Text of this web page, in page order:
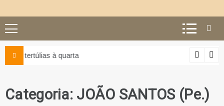
Ciência e religião: como superar o equívoco do conflito
Categoria: JOÃO SANTOS (Pe.)